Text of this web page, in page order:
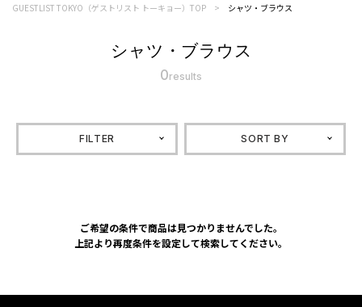
GUESTLIST TOKYO（ゲストリスト トーキョー）TOP シャツ・ブラウス
シャツ・ブラウス
0results
FILTER SORT BY
ご希望の条件で商品は見つかりませんでした。
上記より再度条件を設定して検索してください。